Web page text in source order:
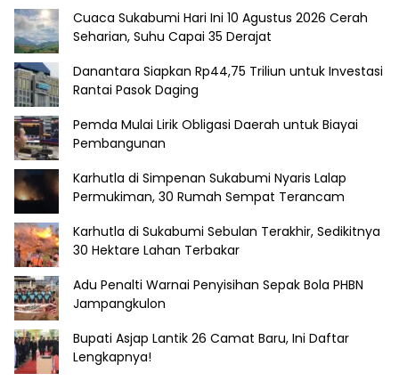
Cuaca Sukabumi Hari Ini 10 Agustus 2026 Cerah
Seharian, Suhu Capai 35 Derajat
Danantara Siapkan Rp44,75 Triliun untuk Investasi
Rantai Pasok Daging
Pemda Mulai Lirik Obligasi Daerah untuk Biayai
Pembangunan
Karhutla di Simpenan Sukabumi Nyaris Lalap
Permukiman, 30 Rumah Sempat Terancam
Karhutla di Sukabumi Sebulan Terakhir, Sedikitnya
30 Hektare Lahan Terbakar
Adu Penalti Warnai Penyisihan Sepak Bola PHBN
Jampangkulon
Bupati Asjap Lantik 26 Camat Baru, Ini Daftar
Lengkapnya!